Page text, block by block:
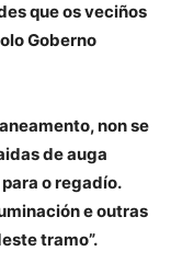
que os veciños
Goberno
non se
de auga
o regadío.
e outras
tramo”.